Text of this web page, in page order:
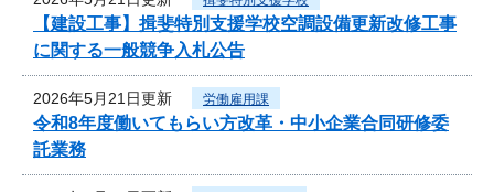
【建設工事】揖斐特別支援学校空調設備更新改修工事
に関する一般競争入札公告
2026年5月21日更新 労働雇用課
令和8年度働いてもらい方改革・中小企業合同研修委
託業務